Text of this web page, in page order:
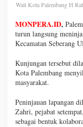
Wali Kota Palembang H
MONPERA.ID,
turun langsung
Kecamatan Seberang
Kunjungan tersebut
Kota Palembang
masyarakat.
Peninjauan lapangan
Zahri, pejabat
sebagai bentuk